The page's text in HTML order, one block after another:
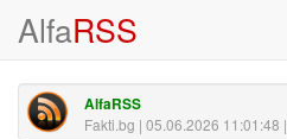
AlfaRSS
AlfaRSS
Fakti.bg | 05.06.2026 11:01:48 |